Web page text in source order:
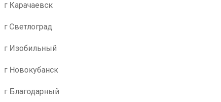
г Карачаевск
г Светлоград
г Изобильный
г Новокубанск
г Благодарный